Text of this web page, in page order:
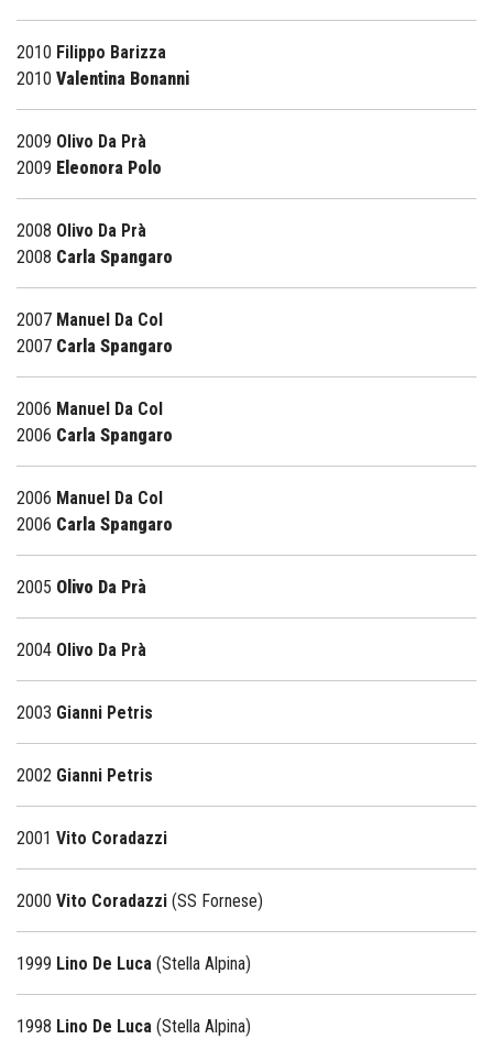
2010 Filippo Barizza
2010 Valentina Bonanni
2009 Olivo Da Prà
2009 Eleonora Polo
2008 Olivo Da Prà
2008 Carla Spangaro
2007 Manuel Da Col
2007 Carla Spangaro
2006 Manuel Da Col
2006 Carla Spangaro
2006 Manuel Da Col
2006 Carla Spangaro
2005 Olivo Da Prà
2004 Olivo Da Prà
2003 Gianni Petris
2002 Gianni Petris
2001 Vito Coradazzi
2000 Vito Coradazzi (SS Fornese)
1999 Lino De Luca (Stella Alpina)
1998 Lino De Luca (Stella Alpina)